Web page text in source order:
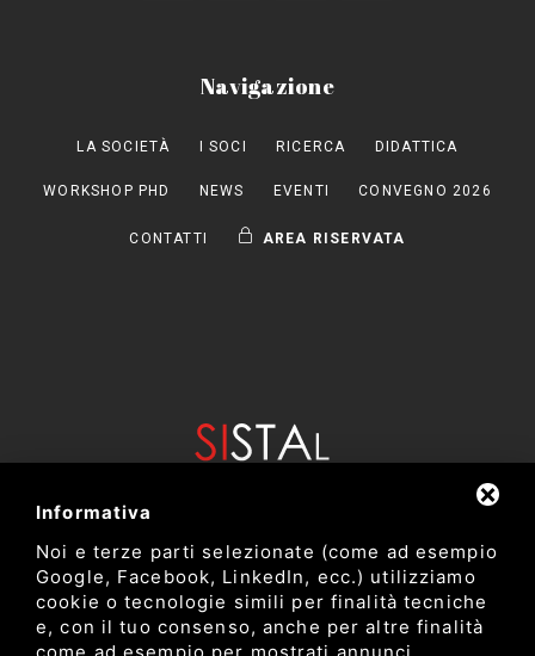
Navigazione
LA SOCIETÀ I SOCI RICERCA DIDATTICA
WORKSHOP PHD NEWS EVENTI CONVEGNO 2026
CONTATTI AREA RISERVATA
Informativa
Noi e terze parti selezionate (come ad esempio
Google, Facebook, LinkedIn, ecc.) utilizziamo
cookie o tecnologie simili per finalità tecniche
e, con il tuo consenso, anche per altre finalità